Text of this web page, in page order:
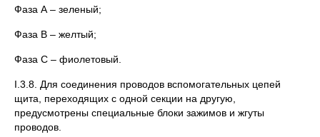
Фаза А – зеленый;
Фаза В – желтый;
Фаза С – фиолетовый.
I.3.8. Для соединения проводов вспомогательных цепей
щита, переходящих с одной секции на другую,
предусмотрены специальные блоки зажимов и жгуты
проводов.